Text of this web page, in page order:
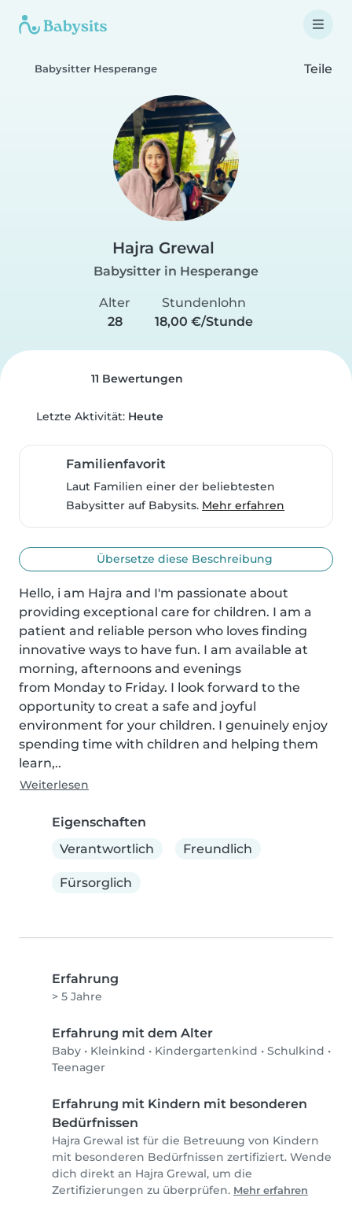
Babysitter Hesperange Teile
Hajra Grewal
Babysitter in Hesperange
Alter
28
Stundenlohn
18,00 €/Stunde
11 Bewertungen
Letzte Aktivität: Heute
Familienfavorit
Laut Familien einer der beliebtesten
Babysitter auf Babysits. Mehr erfahren
Übersetze diese Beschreibung
Hello, i am Hajra and I'm passionate about
providing exceptional care for children. I am a
patient and reliable person who loves finding
innovative ways to have fun. I am available at
morning, afternoons and evenings
from Monday to Friday. I look forward to the
opportunity to creat a safe and joyful
environment for your children. I genuinely enjoy
spending time with children and helping them
learn,..
Weiterlesen
Eigenschaften
Verantwortlich
Freundlich
Fürsorglich
Erfahrung
> 5 Jahre
Erfahrung mit dem Alter
Baby • Kleinkind • Kindergartenkind • Schulkind •
Teenager
Erfahrung mit Kindern mit besonderen
Bedürfnissen
Hajra Grewal ist für die Betreuung von Kindern
mit besonderen Bedürfnissen zertifiziert. Wende
dich direkt an Hajra Grewal, um die
Zertifizierungen zu überprüfen. Mehr erfahren